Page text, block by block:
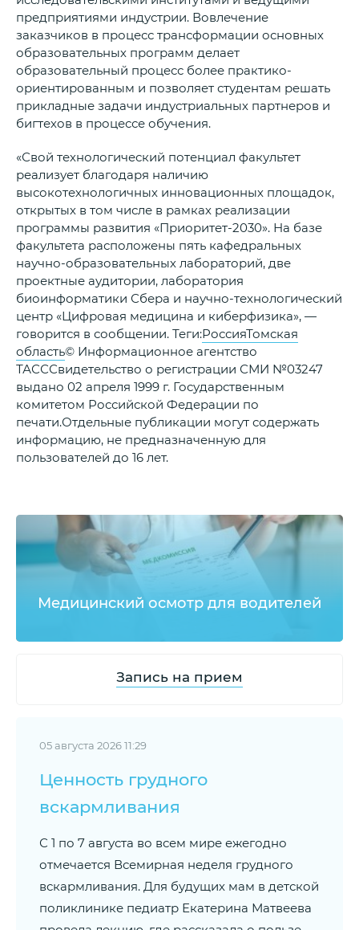
предприятиями индустрии. Вовлечение
заказчиков в процесс трансформации основных
образовательных программ делает
образовательный процесс более практико-
ориентированным и позволяет студентам решать
прикладные задачи индустриальных партнеров и
бигтехов в процессе обучения.
«Свой технологический потенциал факультет
реализует благодаря наличию
высокотехнологичных инновационных площадок,
открытых в том числе в рамках реализации
программы развития «Приоритет-2030». На базе
факультета расположены пять кафедральных
научно-образовательных лабораторий, две
проектные аудитории, лаборатория
биоинформатики Сбера и научно-технологический
центр «Цифровая медицина и киберфизика», —
говорится в сообщении. Теги:РоссияТомская
область© Информационное агентство
ТАСССвидетельство о регистрации СМИ №03247
выдано 02 апреля 1999 г. Государственным
комитетом Российской Федерации по
печати.Отдельные публикации могут содержать
информацию, не предназначенную для
пользователей до 16 лет.
Медицинский осмотр для водителей
Запись на прием
05 августа 2026 11:29
Ценность грудного
вскармливания
С 1 по 7 августа во всем мире ежегодно
отмечается Всемирная неделя грудного
вскармливания. Для будущих мам в детской
поликлинике педиатр Екатерина Матвеева